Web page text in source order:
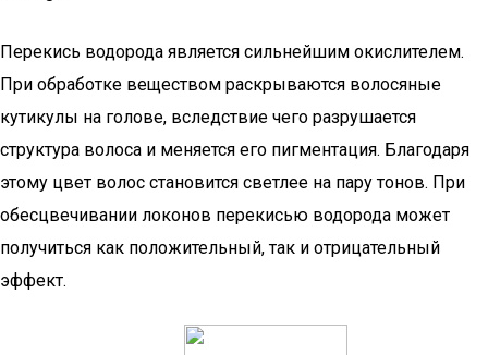
Перекись водорода является сильнейшим окислителем.
При обработке веществом раскрываются волосяные
кутикулы на голове, вследствие чего разрушается
структура волоса и меняется его пигментация. Благодаря
этому цвет волос становится светлее на пару тонов. При
обесцвечивании локонов перекисью водорода может
получиться как положительный, так и отрицательный
эффект.